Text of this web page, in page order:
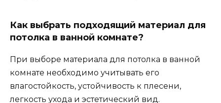
Как выбрать подходящий материал для
потолка в ванной комнате?
При выборе материала для потолка в ванной
комнате необходимо учитывать его
влагостойкость, устойчивость к плесени,
легкость ухода и эстетический вид.